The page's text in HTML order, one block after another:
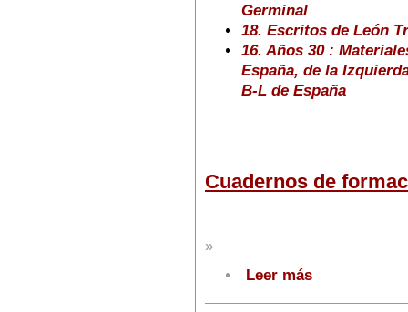
Germinal
18. Escritos de León
16. Años 30 :
España, de la
B-L de España
Cuadernos de
»
Leer más